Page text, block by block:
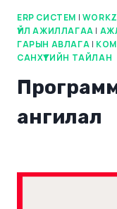
ERP СИСТЕМ |
ҮЙЛ АЖИЛЛАГАА |
ГАРЫН АВЛАГА |
САНХҮҮГИЙН ТАЙЛАН
Программ
ангилал